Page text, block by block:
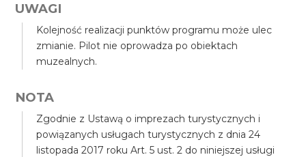
UWAGI
Kolejność realizacji punktów programu może ulec
zmianie. Pilot nie oprowadza po obiektach
muzealnych.
NOTA
Zgodnie z Ustawą o imprezach turystycznych i
powiązanych usługach turystycznych z dnia 24
listopada 2017 roku Art. 5 ust. 2 do niniejszej usługi